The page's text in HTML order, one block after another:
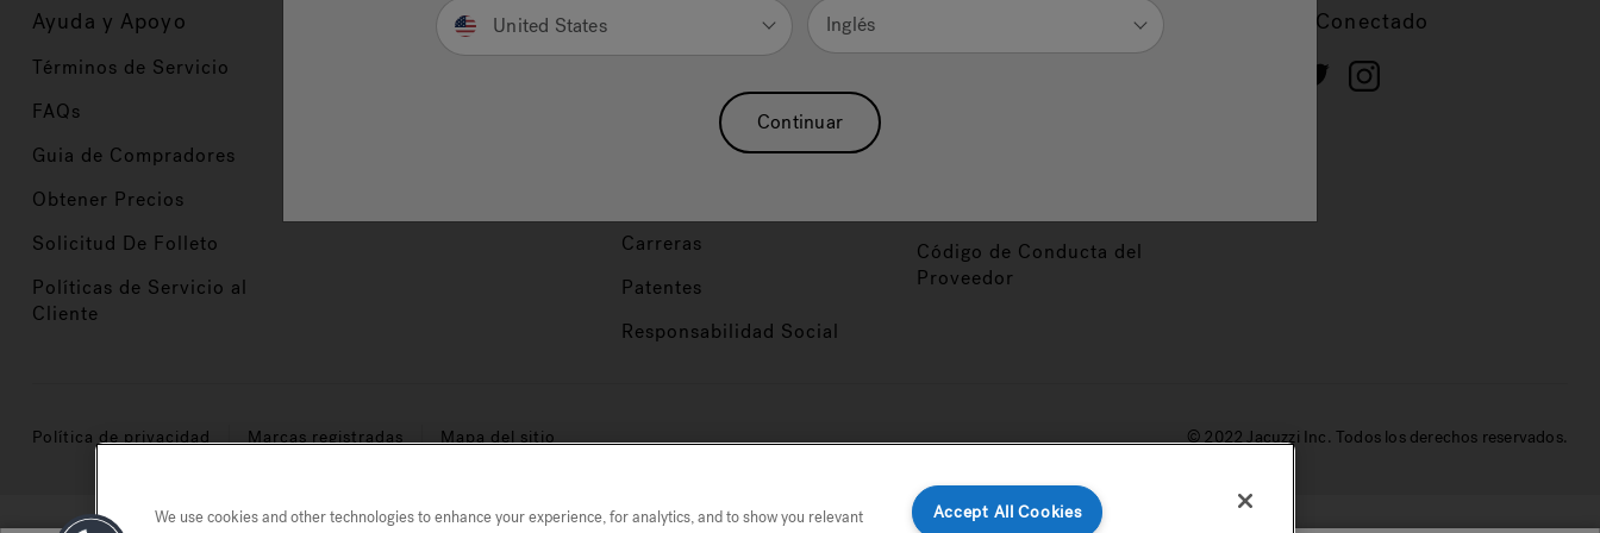
Ayuda y Apoyo
Términos de Servicio
FAQs
Guia de Compradores
Obtener Precios
Solicitud De Folleto
Políticas de Servicio al
Cliente
Propietarios Nuestra Marca
Hidroterapia
Asociaciones
Carreras
Patentes
Responsabilidad Social
Código de Conducta del
Proveedor
Mantente Conectado
Política de privacidad Marcas registradas Mapa del sitio © 2022 Jacuzzi Inc. Todos los derechos reservados.
United States Inglés
Continuar
We use cookies and other technologies to enhance your experience, for analytics, and to show you relevant
Accept All Cookies